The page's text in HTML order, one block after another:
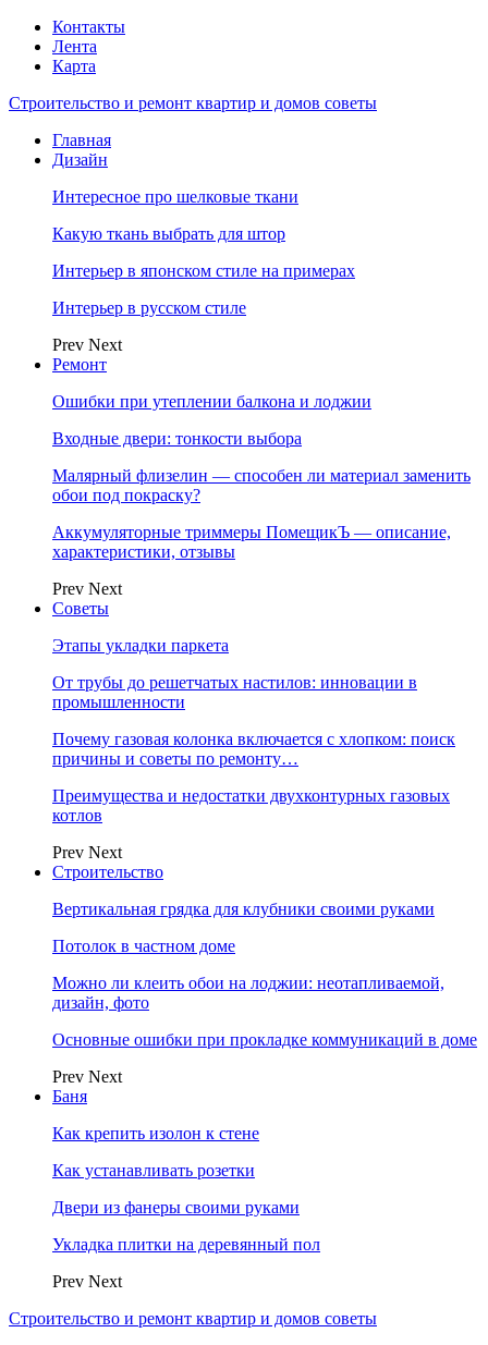
Контакты
Лента
Карта
Строительство и ремонт квартир и домов советы
Главная
Дизайн
Интересное про шелковые ткани
Какую ткань выбрать для штор
Интерьер в японском стиле на примерах
Интерьер в русском стиле
Prev Next
Ремонт
Ошибки при утеплении балкона и лоджии
Входные двери: тонкости выбора
Малярный флизелин — способен ли материал заменить
обои под покраску?
Аккумуляторные триммеры ПомещикЪ — описание,
характеристики, отзывы
Prev Next
Советы
Этапы укладки паркета
От трубы до решетчатых настилов: инновации в
промышленности
Почему газовая колонка включается с хлопком: поиск
причины и советы по ремонту…
Преимущества и недостатки двухконтурных газовых
котлов
Prev Next
Строительство
Вертикальная грядка для клубники своими руками
Потолок в частном доме
Можно ли клеить обои на лоджии: неотапливаемой,
дизайн, фото
Основные ошибки при прокладке коммуникаций в доме
Prev Next
Баня
Как крепить изолон к стене
Как устанавливать розетки
Двери из фанеры своими руками
Укладка плитки на деревянный пол
Prev Next
Строительство и ремонт квартир и домов советы